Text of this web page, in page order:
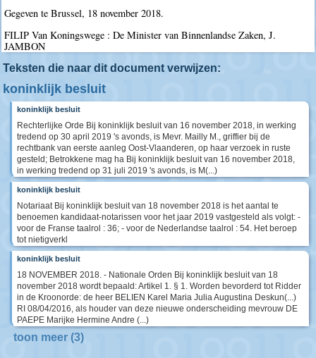
Gegeven te Brussel, 18 november 2018.
FILIP Van Koningswege : De Minister van Binnenlandse Zaken, J.
JAMBON
Teksten die naar dit document verwijzen:
koninklijk besluit
koninklijk besluit
Rechterlijke Orde Bij koninklijk besluit van 16 november 2018, in werking
tredend op 30 april 2019 's avonds, is Mevr. Mailly M., griffier bij de
rechtbank van eerste aanleg Oost-Vlaanderen, op haar verzoek in ruste
gesteld; Betrokkene mag ha Bij koninklijk besluit van 16 november 2018,
in werking tredend op 31 juli 2019 's avonds, is M(...)
koninklijk besluit
Notariaat Bij koninklijk besluit van 18 november 2018 is het aantal te
benoemen kandidaat-notarissen voor het jaar 2019 vastgesteld als volgt: -
voor de Franse taalrol : 36; - voor de Nederlandse taalrol : 54. Het beroep
tot nietigverkl
koninklijk besluit
18 NOVEMBER 2018. - Nationale Orden Bij koninklijk besluit van 18
november 2018 wordt bepaald: Artikel 1. § 1. Worden bevorderd tot Ridder
in de Kroonorde: de heer BELIEN Karel Maria Julia Augustina Deskun(...)
RI 08/04/2016, als houder van deze nieuwe onderscheiding mevrouw DE
PAEPE Marijke Hermine Andre (...)
toon meer (3)